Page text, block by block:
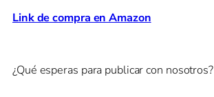
Link de compra en Amazon
¿Qué esperas para publicar con nosotros?